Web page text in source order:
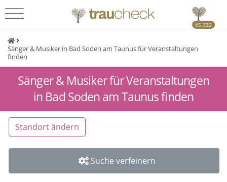
45.332
Sänger & Musiker in Bad Soden am Taunus für Veranstaltungen
finden
Sänger & Musiker für Veranstaltungen
in Bad Soden am Taunus finden
Standort ändern
Suche verfeinern